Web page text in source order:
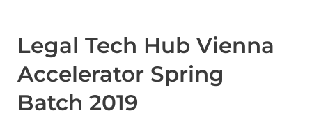
Legal Tech Hub Vienna
Accelerator Spring
Batch 2019